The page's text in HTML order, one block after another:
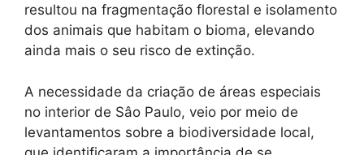
resultou na fragmentação florestal e isolamento
dos animais que habitam o bioma, elevando
ainda mais o seu risco de extinção.
A necessidade da criação de áreas especiais
no interior de Sâo Paulo, veio por meio de
levantamentos sobre a biodiversidade local,